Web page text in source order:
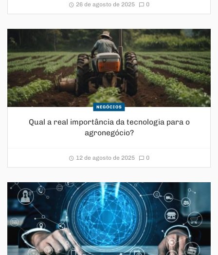
26 de agosto de 2025 0
NEGÓCIOS
Qual a real importância da tecnologia para o
agronegócio?
12 de agosto de 2025 0